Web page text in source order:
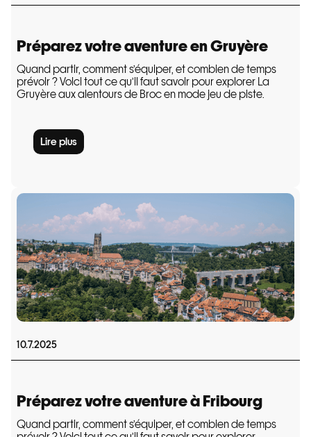
Préparez votre aventure en Gruyère
Quand partir, comment s’équiper, et combien de temps
prévoir ? Voici tout ce qu’il faut savoir pour explorer La
Gruyère aux alentours de Broc en mode jeu de piste.
Lire plus
10.7.2025
Préparez votre aventure à Fribourg
Quand partir, comment s’équiper, et combien de temps